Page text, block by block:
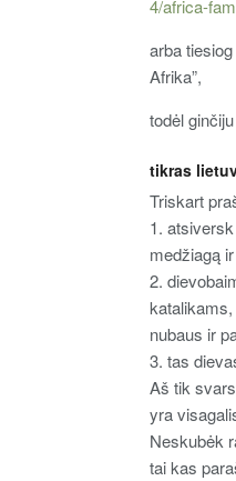
4/africa-
arba
Afrika”,
todėl
tikras
Triskart
1.
medžiagą
2.
nubaus ir
3. tas
Aš tik
yra
Neskubėk
tai kas